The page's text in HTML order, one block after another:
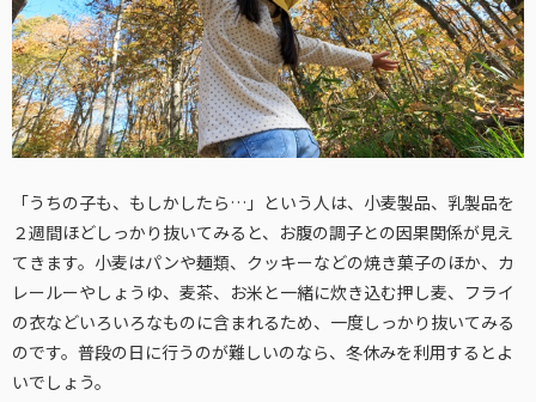
「うちの子も、もしかしたら…」という人は、小麦製品、乳製品を
２週間ほどしっかり抜いてみると、お腹の調子との因果関係が見え
てきます。小麦はパンや麺類、クッキーなどの焼き菓子のほか、カ
レールーやしょうゆ、麦茶、お米と一緒に炊き込む押し麦、フライ
の衣などいろいろなものに含まれるため、一度しっかり抜いてみる
のです。普段の日に行うのが難しいのなら、冬休みを利用するとよ
いでしょう。